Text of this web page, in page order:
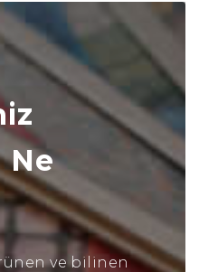
Ne
ve bilinen